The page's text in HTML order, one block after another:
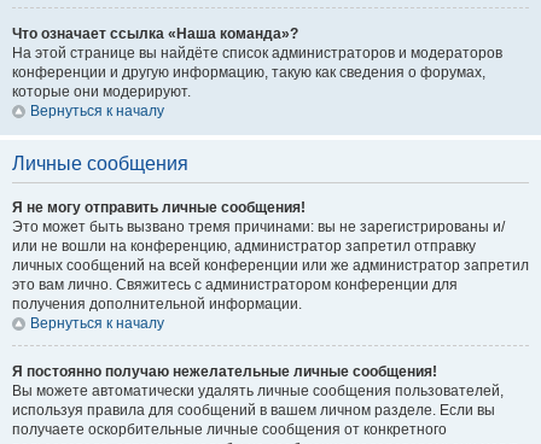
Что означает ссылка «Наша команда»?
На этой странице вы найдёте список администраторов и модераторов
конференции и другую информацию, такую как сведения о форумах,
которые они модерируют.
Вернуться к началу
Личные сообщения
Я не могу отправить личные сообщения!
Это может быть вызвано тремя причинами: вы не зарегистрированы и/
или не вошли на конференцию, администратор запретил отправку
личных сообщений на всей конференции или же администратор запретил
это вам лично. Свяжитесь с администратором конференции для
получения дополнительной информации.
Вернуться к началу
Я постоянно получаю нежелательные личные сообщения!
Вы можете автоматически удалять личные сообщения пользователей,
используя правила для сообщений в вашем личном разделе. Если вы
получаете оскорбительные личные сообщения от конкретного